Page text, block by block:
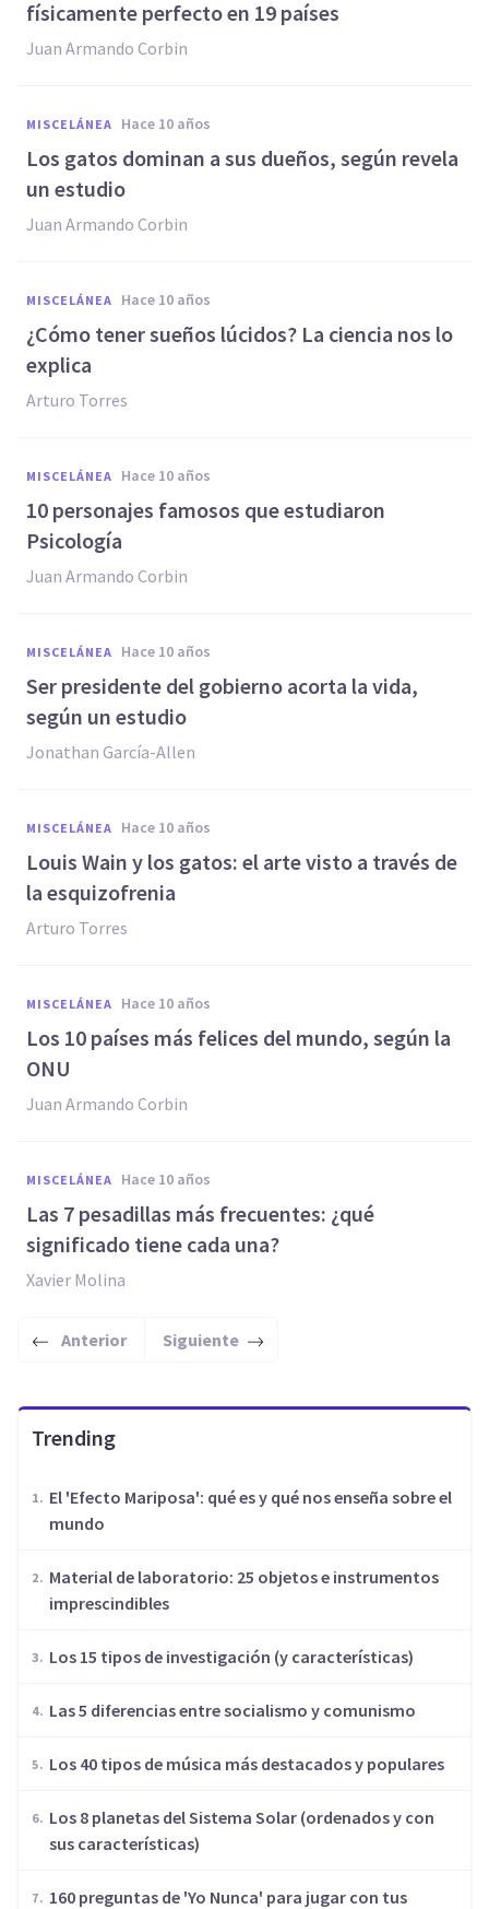
físicamente perfecto en 19 países
Juan Armando Corbin
MISCELÁNEA hace 10 años
​Los gatos dominan a sus dueños, según revela
un estudio
Juan Armando Corbin
MISCELÁNEA hace 10 años
​¿Cómo tener sueños lúcidos? La ciencia nos lo
explica
Arturo Torres
MISCELÁNEA hace 10 años
​10 personajes famosos que estudiaron
Psicología
Juan Armando Corbin
MISCELÁNEA hace 10 años
​Ser presidente del gobierno acorta la vida,
según un estudio
Jonathan García-Allen
MISCELÁNEA hace 10 años
​Louis Wain y los gatos: el arte visto a través de
la esquizofrenia
Arturo Torres
MISCELÁNEA hace 10 años
​Los 10 países más felices del mundo, según la
ONU
Juan Armando Corbin
MISCELÁNEA hace 10 años
Las 7 pesadillas más frecuentes: ¿qué
significado tiene cada una?
Xavier Molina
Anterior Siguiente
Trending
El 'Efecto Mariposa': qué es y qué nos enseña sobre el
mundo
Material de laboratorio: 25 objetos e instrumentos
imprescindibles
Los 15 tipos de investigación (y características)
Las 5 diferencias entre socialismo y comunismo
Los 40 tipos de música más destacados y populares
Los 8 planetas del Sistema Solar (ordenados y con
sus características)
160 preguntas de 'Yo Nunca' para jugar con tus